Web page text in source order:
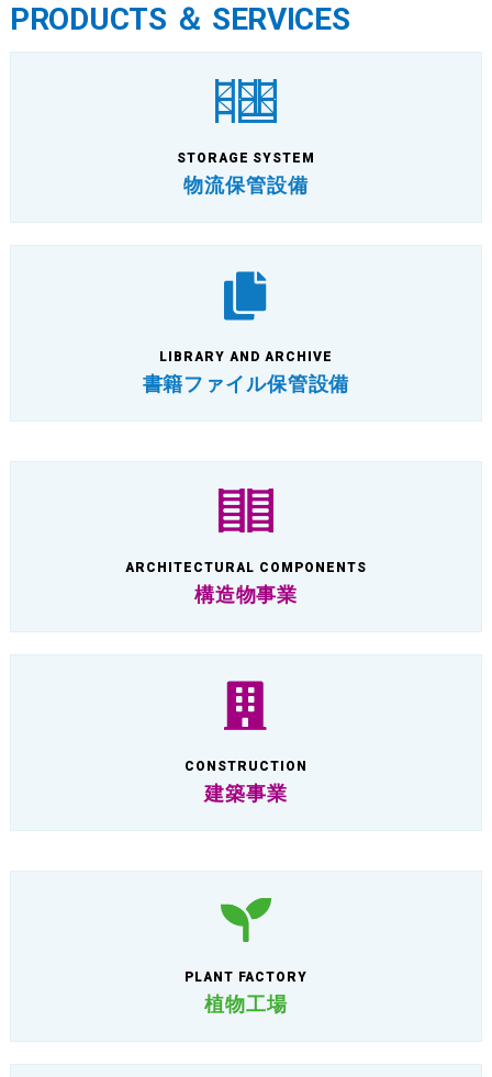
PRODUCTS ＆ SERVICES
STORAGE SYSTEM
物流保管設備
LIBRARY AND ARCHIVE
書籍ファイル保管設備
ARCHITECTURAL COMPONENTS
構造物事業
CONSTRUCTION
建築事業
PLANT FACTORY
植物工場